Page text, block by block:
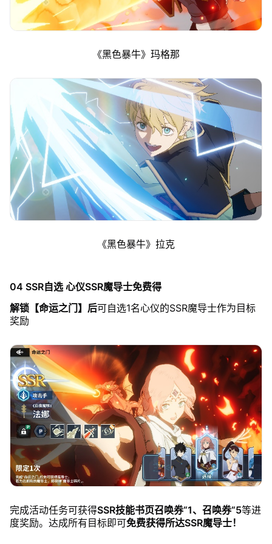
《黑色暴牛》玛格那
《黑色暴牛》拉克
04 SSR自选 心仪SSR魔导士免费得
解锁【命运之门】后可自选1名心仪的SSR魔导士作为目标
奖励
完成活动任务可获得SSR技能书页召唤券“1、召唤券“5等进
度奖励。达成所有目标即可免费获得所达SSR魔导士！